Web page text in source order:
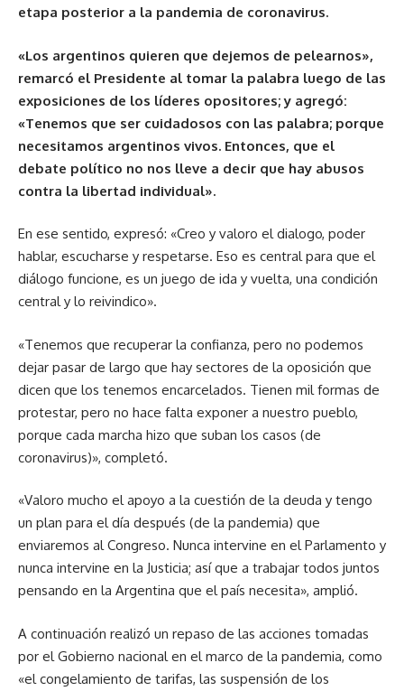
etapa posterior a la pandemia de coronavirus.
«Los argentinos quieren que dejemos de pelearnos»,
remarcó el Presidente al tomar la palabra luego de las
exposiciones de los líderes opositores; y agregó:
«Tenemos que ser cuidadosos con las palabra; porque
necesitamos argentinos vivos. Entonces, que el
debate político no nos lleve a decir que hay abusos
contra la libertad individual».
En ese sentido, expresó: «Creo y valoro el dialogo, poder
hablar, escucharse y respetarse. Eso es central para que el
diálogo funcione, es un juego de ida y vuelta, una condición
central y lo reivindico».
«Tenemos que recuperar la confianza, pero no podemos
dejar pasar de largo que hay sectores de la oposición que
dicen que los tenemos encarcelados. Tienen mil formas de
protestar, pero no hace falta exponer a nuestro pueblo,
porque cada marcha hizo que suban los casos (de
coronavirus)», completó.
«Valoro mucho el apoyo a la cuestión de la deuda y tengo
un plan para el día después (de la pandemia) que
enviaremos al Congreso. Nunca intervine en el Parlamento y
nunca intervine en la Justicia; así que a trabajar todos juntos
pensando en la Argentina que el país necesita», amplió.
A continuación realizó un repaso de las acciones tomadas
por el Gobierno nacional en el marco de la pandemia, como
«el congelamiento de tarifas, las suspensión de los